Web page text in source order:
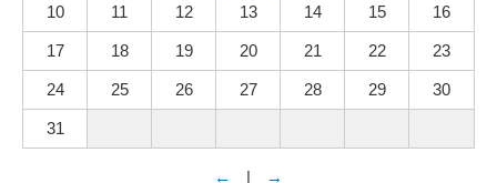
10 11 12 13 14 15 16
17 18 19 20 21 22 23
24 25 26 27 28 29 30
31
← | →